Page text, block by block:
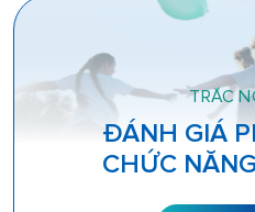
TRẮC
ĐÁNH GIÁ
CHỨC